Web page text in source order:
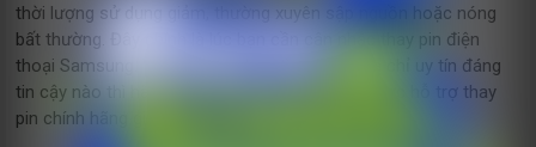
thời lượng sử dụng giảm, thường xuyên sập nguồn hoặc nóng
bất thường. Đây chính là lúc bạn cần cân nhắc thay pin điện
thoại Samsung. Và nếu bạn chưa tìm được địa chỉ uy tín đáng
tin cậy nào thì hãy đến ngayCare Center
để được hỗ trợ thay
pin chính hãng giá tốt nhất chỉ từ 15 - 60 phút.